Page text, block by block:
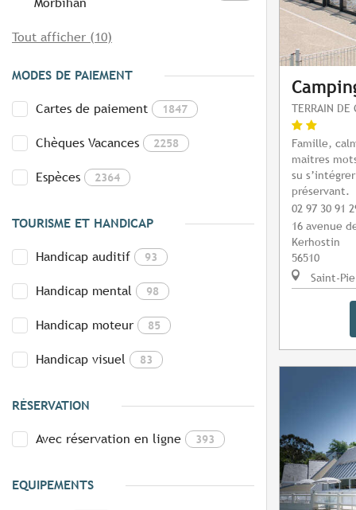
Morbihan
Tout afficher (10)
MODES DE PAIEMENT
Cartes de paiement 1847
Chèques Vacances 2258
Espèces 2364
TOURISME ET HANDICAP
Handicap auditif 93
Handicap mental 98
Handicap moteur 85
Handicap visuel 83
RÉSERVATION
Avec réservation en ligne 393
EQUIPEMENTS
TERRAIN DE
Famille,
maitres
su
préservant.
02 97 30 91
16 avenue
Kerhostin
56510
Saint-